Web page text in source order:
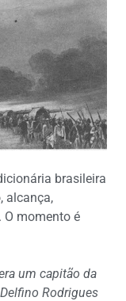
brasileira
alcança,
O momento é
um capitão da
Rodrigues